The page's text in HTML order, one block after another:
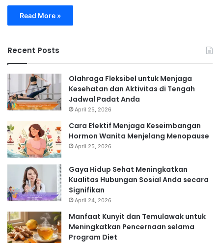
Read More »
Recent Posts
Olahraga Fleksibel untuk Menjaga
Kesehatan dan Aktivitas di Tengah
Jadwal Padat Anda
April 25, 2026
Cara Efektif Menjaga Keseimbangan
Hormon Wanita Menjelang Menopause
April 25, 2026
Gaya Hidup Sehat Meningkatkan
Kualitas Hubungan Sosial Anda secara
Signifikan
April 24, 2026
Manfaat Kunyit dan Temulawak untuk
Meningkatkan Pencernaan selama
Program Diet